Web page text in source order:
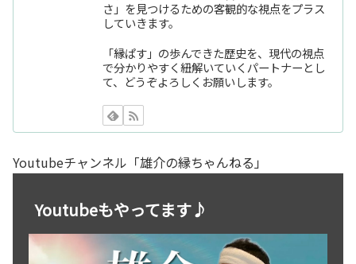
さ」を見つけるための客観的な視点をプラス
していきます。
「縁ぱす」の歩んできた歴史を、現代の視点
で分かりやすく紐解いていくパートナーとし
て、どうぞよろしくお願いします。
Youtubeチャンネル「雄介の縁ちゃんねる」
Youtubeもやってます♪